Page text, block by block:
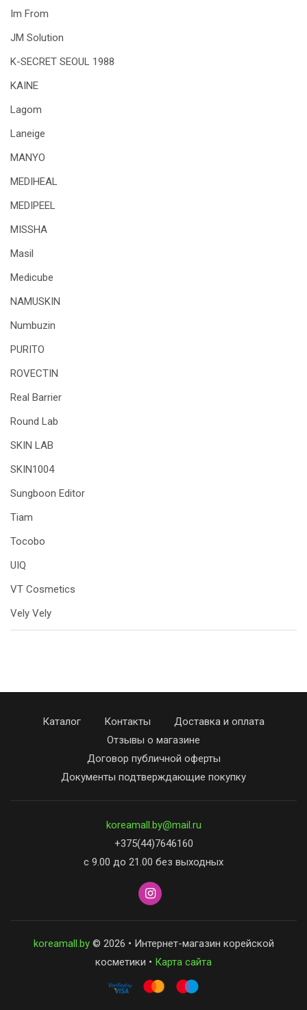
Im From
JM Solution
K-SECRET SEOUL 1988
KAINE
Lagom
Laneige
MANYO
MEDIHEAL
MEDIPEEL
MISSHA
Masil
Medicube
NAMUSKIN
Numbuzin
PURITO
ROVECTIN
Real Barrier
Round Lab
SKIN LAB
SKIN1004
Sungboon Editor
Tiam
Tocobo
UIQ
VT Cosmetics
Vely Vely
Каталог Контакты
Доставка и оплата
Отзывы о магазине
Договор публичной оферты
Документы подтверждающие покупку
koreamall.by@mail.ru
+375(44)7646160
с 9.00 до 21.00 без выходных
koreamall.by© 2026 • Интернет-магазин корейской
косметики • Карта сайта